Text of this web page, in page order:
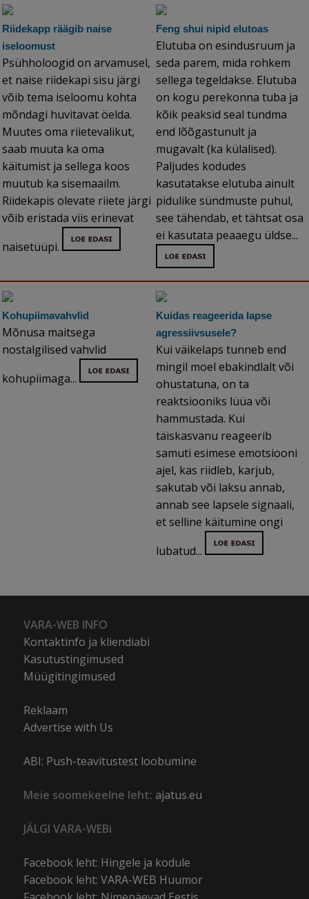
Riidekapp räägib naise
iseloomust
Psühholoogid on arvamusel,
et naise riidekapi sisu järgi
võib tema iseloomu kohta
mõndagi huvitavat öelda.
Muutes oma riietevalikut,
saab muuta ka oma
käitumist ja sellega koos
muutub ka sisemaailm.
Riidekapis olevate riiete järgi
võib eristada viis erinevat
naisetüüpi.
Feng shui nipid elutoas
Elutuba on esindusruum ja
seda parem, mida rohkem
sellega tegeldakse. Elutuba
on kogu perekonna tuba ja
kõik peaksid seal tundma
end lõõgastunult ja
mugavalt (ka külalised).
Paljudes kodudes
kasutatakse elutuba ainult
pidulike sündmuste puhul,
see tähendab, et tähtsat osa
ei kasutata peaaegu üldse...
Kohupiimavahvlid
Mõnusa maitsega
nostalgilised vahvlid
kohupiimaga...
Kuidas reageerida lapse
agressiivsusele?
Kui väikelaps tunneb end
mingil moel ebakindlalt või
ohustatuna, on ta
reaktsiooniks lüüa või
hammustada. Kui
täiskasvanu reageerib
samuti esimese emotsiooni
ajel, kas riidleb, karjub,
sakutab või laksu annab,
annab see lapsele signaali,
et selline käitumine ongi
lubatud...
VARA-WEB INFO
Kontaktinfo ja kliendiabi
Kasutustingimused
Müügitingimused
Reklaam
Advertise with Us
ABI: Push-teavitustest loobumine
Meie soomekeelne leht: ajatus.eu
JÄLGI VARA-WEBi
Facebook leht: Hingele ja kodule
Facebook leht: VARA-WEB Huumor